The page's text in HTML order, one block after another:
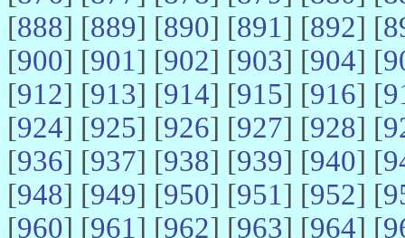
[888] [889] [890] [891] [892] [
[900] [901] [902] [903] [904] [
[912] [913] [914] [915] [916] [
[924] [925] [926] [927] [928] [
[936] [937] [938] [939] [940] [
[948] [949] [950] [951] [952] [
[960] [961] [962] [963] [964] [